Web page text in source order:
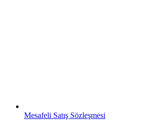
Mesafeli Satış Sözleşmesi